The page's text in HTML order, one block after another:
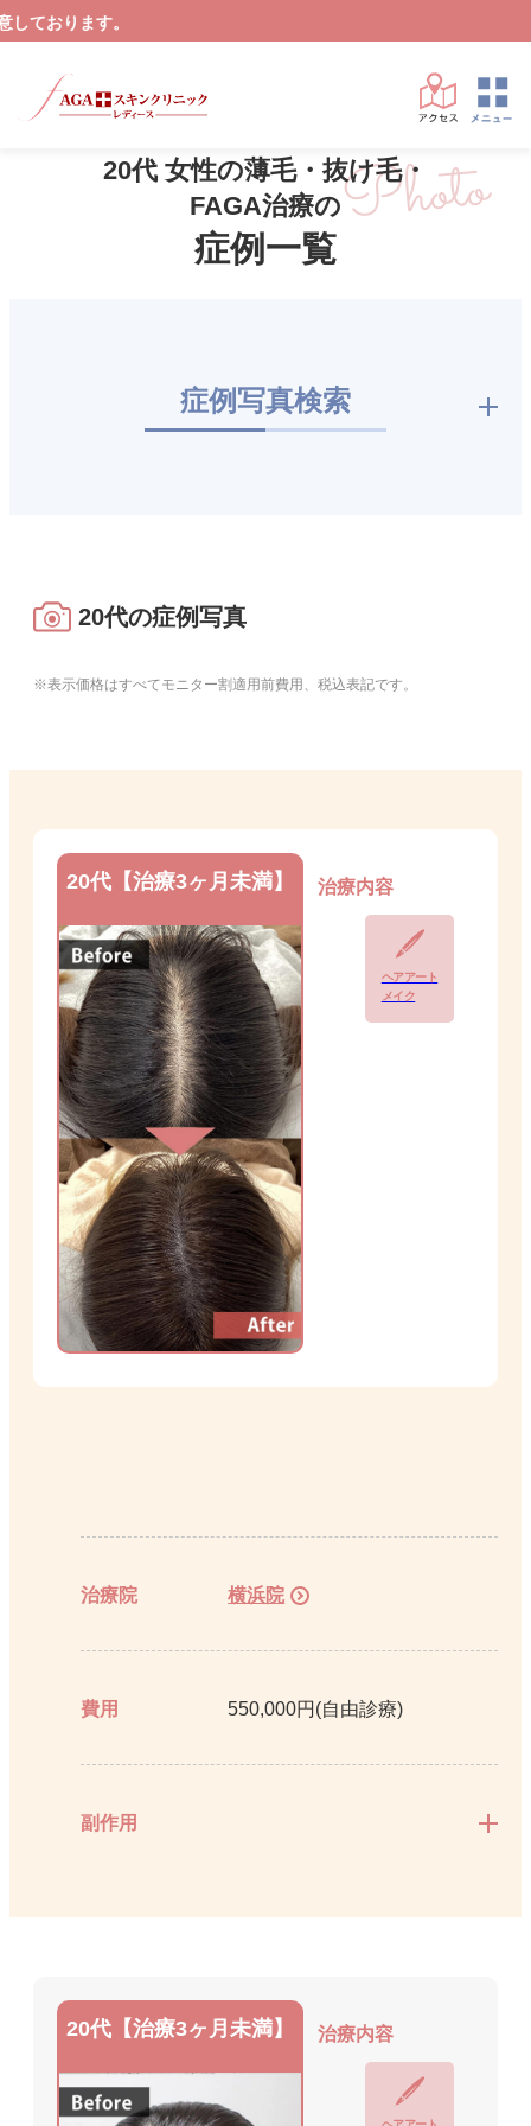
20代 女性の薄毛・抜け毛・
FAGA治療の
症例一覧Photo
症例写真検索
20代の症例写真
※表示価格はすべてモニター割適用前費用、税込表記です。
20代【治療3ヶ月未満】 治療内容
ヘアアート
メイク
治療院 横浜院
費用 550,000円(自由診療)
副作用
20代【治療3ヶ月未満】 治療内容